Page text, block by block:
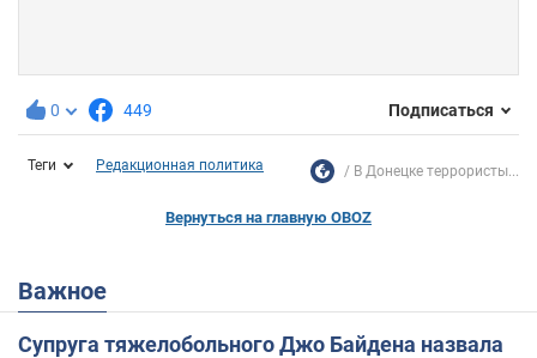
0 449 Подписаться
Теги Редакционная политика В Донецке террористы...
Вернуться на главную OBOZ
Важное
Супруга тяжелобольного Джо Байдена назвала